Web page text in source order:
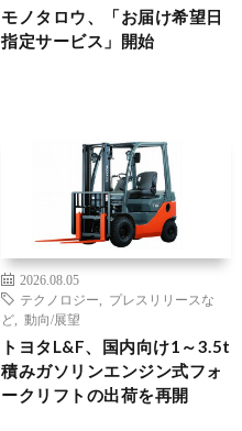
モノタロウ、「お届け希望日
指定サービス」開始
2026.08.05
テクノロジー
プレスリリースな
ど
動向/展望
トヨタL&F、国内向け1～3.5t
積みガソリンエンジン式フォ
ークリフトの出荷を再開